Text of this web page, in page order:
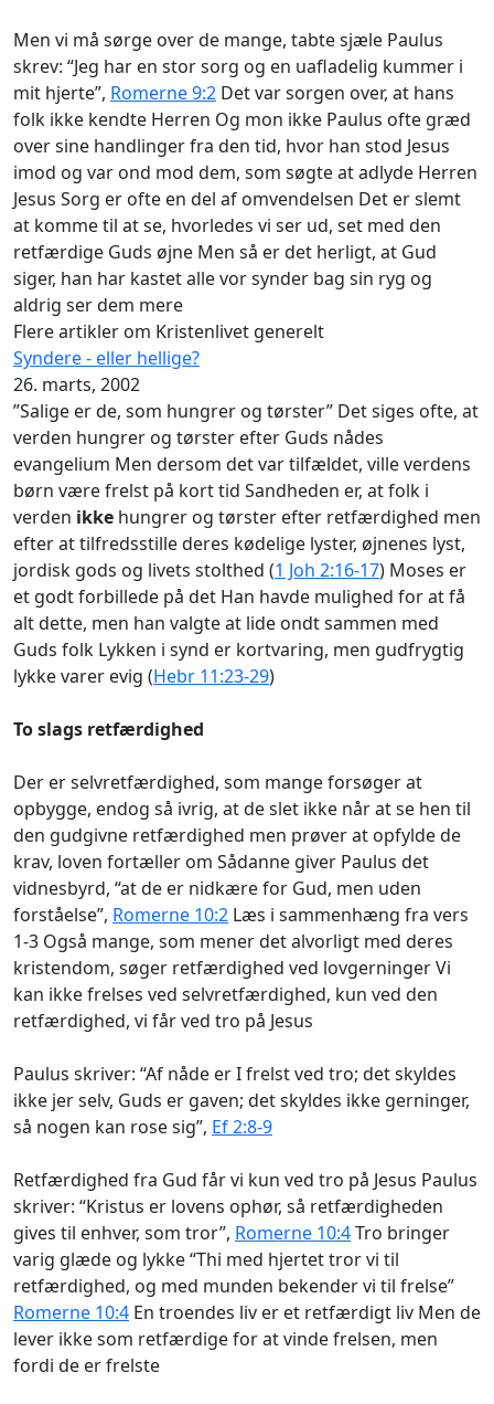
Men vi må sørge over de mange, tabte sjæle Paulus
skrev: “Jeg har en stor sorg og en uafladelig kummer i
mit hjerte”, Romerne 9:2 Det var sorgen over, at hans
folk ikke kendte Herren Og mon ikke Paulus ofte græd
over sine handlinger fra den tid, hvor han stod Jesus
imod og var ond mod dem, som søgte at adlyde Herren
Jesus Sorg er ofte en del af omvendelsen Det er slemt
at komme til at se, hvorledes vi ser ud, set med den
retfærdige Guds øjne Men så er det herligt, at Gud
siger, han har kastet alle vor synder bag sin ryg og
aldrig ser dem mere
Flere artikler om Kristenlivet generelt
Syndere - eller hellige?
26. marts, 2002
”Salige er de, som hungrer og tørster” Det siges ofte, at
verden hungrer og tørster efter Guds nådes
evangelium Men dersom det var tilfældet, ville verdens
børn være frelst på kort tid Sandheden er, at folk i
verden ikke hungrer og tørster efter retfærdighed men
efter at tilfredsstille deres kødelige lyster, øjnenes lyst,
jordisk gods og livets stolthed (1 Joh 2:16-17) Moses er
et godt forbillede på det Han havde mulighed for at få
alt dette, men han valgte at lide ondt sammen med
Guds folk Lykken i synd er kortvaring, men gudfrygtig
lykke varer evig (Hebr 11:23-29)
To slags retfærdighed
Der er selvretfærdighed, som mange forsøger at
opbygge, endog så ivrig, at de slet ikke når at se hen til
den gudgivne retfærdighed men prøver at opfylde de
krav, loven fortæller om Sådanne giver Paulus det
vidnesbyrd, “at de er nidkære for Gud, men uden
forståelse”, Romerne 10:2 Læs i sammenhæng fra vers
1-3 Også mange, som mener det alvorligt med deres
kristendom, søger retfærdighed ved lovgerninger Vi
kan ikke frelses ved selvretfærdighed, kun ved den
retfærdighed, vi får ved tro på Jesus
Paulus skriver: “Af nåde er I frelst ved tro; det skyldes
ikke jer selv, Guds er gaven; det skyldes ikke gerninger,
så nogen kan rose sig”, Ef 2:8-9
Retfærdighed fra Gud får vi kun ved tro på Jesus Paulus
skriver: “Kristus er lovens ophør, så retfærdigheden
gives til enhver, som tror”, Romerne 10:4Tro bringer
varig glæde og lykke “Thi med hjertet tror vi til
retfærdighed, og med munden bekender vi til frelse”
Romerne 10:4 En troendes liv er et retfærdigt liv Men de
lever ikke som retfærdige for at vinde frelsen, men
fordi de er frelste